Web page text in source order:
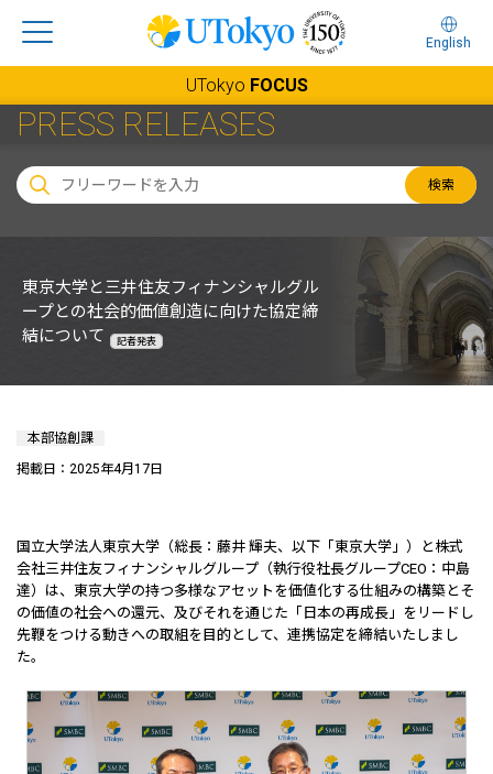
English
UTokyo FOCUS
PRESS RELEASES
検索
東京大学と三井住友フィナンシャルグル
ープとの社会的価値創造に向けた協定締
結について
記者発表
本部協創課
掲載日：2025年4月17日
国立大学法人東京大学（総長：藤井 輝夫、以下「東京大学」）と株式
会社三井住友フィナンシャルグループ（執行役社長グループCEO：中島
達）は、東京大学の持つ多様なアセットを価値化する仕組みの構築とそ
の価値の社会への還元、及びそれを通じた「日本の再成長」をリードし
先鞭をつける動きへの取組を目的として、連携協定を締結いたしまし
た。